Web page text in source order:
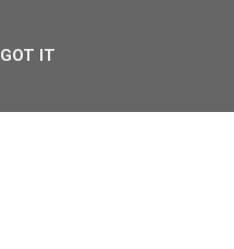
GOT IT